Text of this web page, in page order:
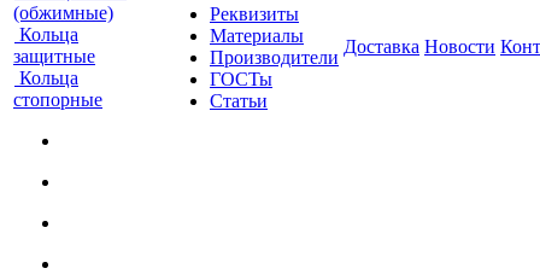
(обжимные)
Кольца
защитные
Кольца
стопорные
Реквизиты
Материалы
Производители
ГОСТы
Статьи
Доставка Новости